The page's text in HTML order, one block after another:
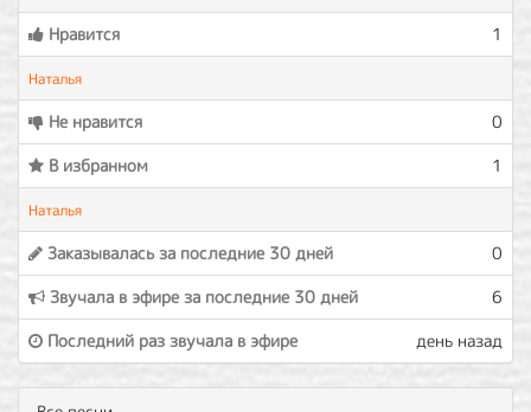
Нравится 1
Наталья
Не нравится
0
В избранном
1
Наталья
Заказывалась за последние 30 дней
0
Звучала в эфире за последние 30 дней
6
Последний раз звучала в эфире
день назад